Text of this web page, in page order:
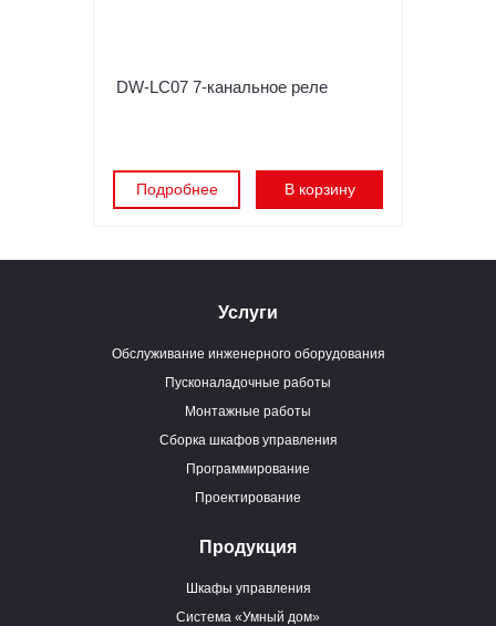
DW-LC07 7-канальное реле
Подробнее В корзину
Услуги
Обслуживание инженерного оборудования
Пусконаладочные работы
Монтажные работы
Сборка шкафов управления
Программирование
Проектирование
Продукция
Шкафы управления
Система «Умный дом»